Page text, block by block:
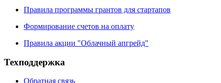
Правила программы грантов для стартапов
Формирование счетов на оплату
Правила акции "Облачный апгрейд"
Техподдержка
Обратная связь